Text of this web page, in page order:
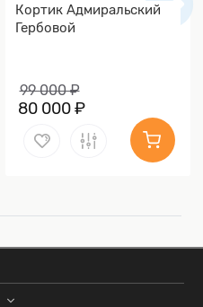
Кортик Адмиральский
Гербовой
99 000 ₽
80 000 ₽